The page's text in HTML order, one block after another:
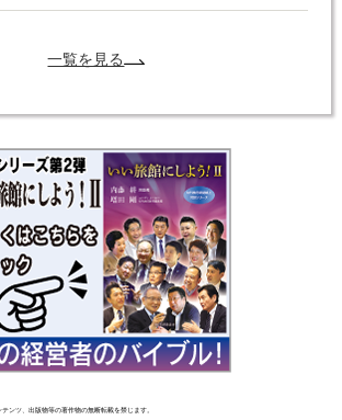
一覧を見る
ンツ、出版物等の著作物の無断転載を禁じます。